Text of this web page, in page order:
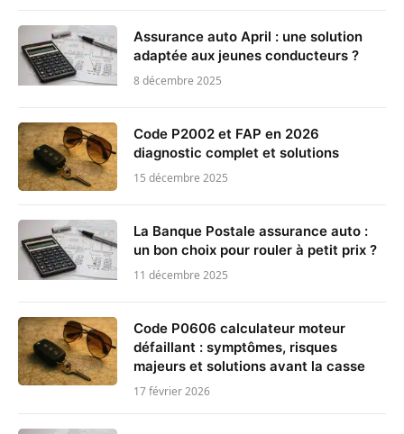
Assurance auto April : une solution
adaptée aux jeunes conducteurs ?
8 décembre 2025
Code P2002 et FAP en 2026
diagnostic complet et solutions
15 décembre 2025
La Banque Postale assurance auto :
un bon choix pour rouler à petit prix ?
11 décembre 2025
Code P0606 calculateur moteur
défaillant : symptômes, risques
majeurs et solutions avant la casse
17 février 2026